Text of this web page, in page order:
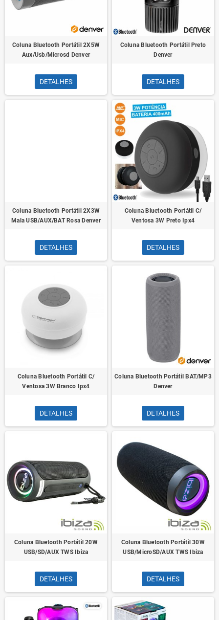
Coluna Bluetooth Portátil 2X5W
Aux/Usb/Microsd Denver
DETALHES
Coluna Bluetooth Portátil Preto
Denver
DETALHES
Coluna Bluetooth Portátil 2X3W
Mala USB/AUX/BAT Rosa Denver
DETALHES
Coluna Bluetooth Portátil C/
Ventosa 3W Preto Ipx4
DETALHES
Coluna Bluetooth Portátil C/
Ventosa 3W Branco Ipx4
DETALHES
Coluna Bluetooth Portátil BAT/MP3
Denver
DETALHES
Coluna Bluetooth Portátil 20W
USB/SD/AUX TWS Ibiza
DETALHES
Coluna Bluetooth Portátil 30W
USB/MicroSD/AUX TWS Ibiza
DETALHES